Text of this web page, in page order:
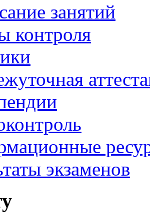
занятий
контроля
экзаменов